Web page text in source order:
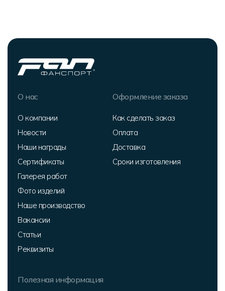
О нас
О компании
Новости
Наши награды
Сертификаты
Галерея работ
Фото изделий
Наше производство
Вакансии
Статьи
Реквизиты
Оформление заказа
Как сделать заказ
Оплата
Доставка
Сроки изготовления
Полезная информация